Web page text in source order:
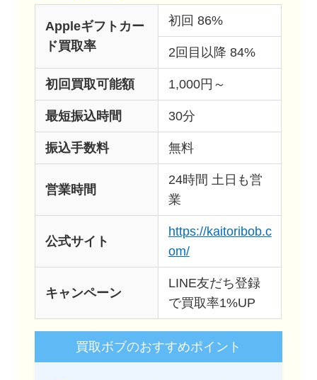
Appleギフトカー
ド買取率
初回 86%
2回目以降 84%
初回買取可能額 1,000円～
最短振込時間 30分
振込手数料 無料
営業時間
24時間 土日も営
業
公式サイト
https://kaitoribob.c
om/
キャンペーン
LINE友だち登録
で買取率1%UP
買取ボブのおすすめポイント